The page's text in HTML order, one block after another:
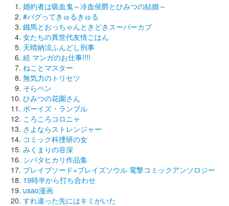
婚約者は吸血鬼～冷血侯爵とひみつの結婚～
#バグってきゅるきゅる
鐵馬とおっちゃんときどきスーパーカブ
女たちの異世代友情ごはん
天晴納涼ふんどし刑事
続 マンガのお仕事!!!!
ねことマスター
無気力のトリセツ
そらペン
ひみつの花園さん
ボーイズ・ランブル
ころころコロニャ
さよならストレンジャー
コミック科捜研の女
みくまりの谷深
シバタヒカリ作品集
ブレイブソード×ブレイズソウル 電撃コミックアンソロジー
19時半から打ち合わせ
usao漫画
すれ違った先にはキミがいた